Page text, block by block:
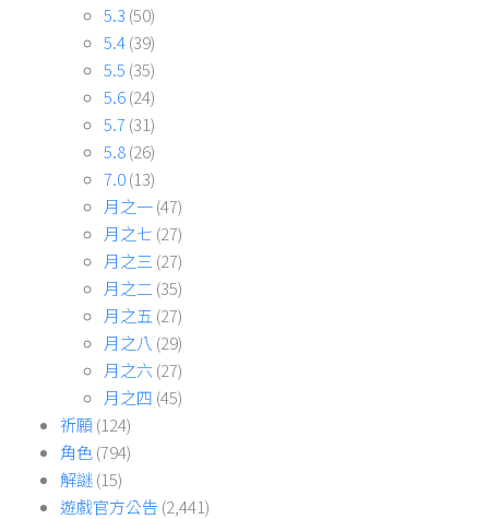
5.3 (50)
5.4(39)
5.5 (35)
5.6(24)
5.7 (31)
5.8(26)
7.0(13)
月之一(47)
月之七 (27)
月之三 (27)
月之二 (35)
月之五 (27)
月之八 (29)
月之六 (27)
月之四 (45)
祈願(124)
角色(794)
解謎(15)
遊戲官方公告 (2,441)